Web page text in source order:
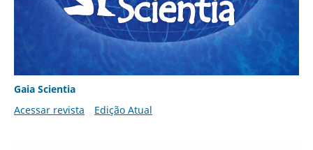
Gaia Scientia
Acessar revista
Edição Atual